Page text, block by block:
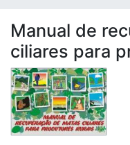
Repositório
Doações/Aquisições
Fale Conosco
Manual de
ciliares para